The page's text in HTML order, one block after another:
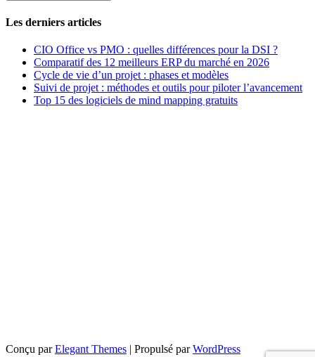
Les derniers articles
CIO Office vs PMO : quelles différences pour la DSI ?
Comparatif des 12 meilleurs ERP du marché en 2026
Cycle de vie d’un projet : phases et modèles
Suivi de projet : méthodes et outils pour piloter l’avancement
Top 15 des logiciels de mind mapping gratuits
Conçu parElegant Themes | Propulsé parWordPress